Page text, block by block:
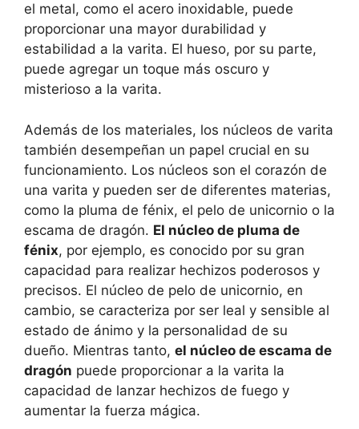
el metal, como el acero inoxidable, puede
proporcionar una mayor durabilidad y
estabilidad a la varita. El hueso, por su parte,
puede agregar un toque más oscuro y
misterioso a la varita.
Además de los materiales, los núcleos de varita
también desempeñan un papel crucial en su
funcionamiento. Los núcleos son el corazón de
una varita y pueden ser de diferentes materias,
como la pluma de fénix, el pelo de unicornio o la
escama de dragón. El núcleo de pluma de
fénix, por ejemplo, es conocido por su gran
capacidad para realizar hechizos poderosos y
precisos. El núcleo de pelo de unicornio, en
cambio, se caracteriza por ser leal y sensible al
estado de ánimo y la personalidad de su
dueño. Mientras tanto, el núcleo de escama de
dragón puede proporcionar a la varita la
capacidad de lanzar hechizos de fuego y
aumentar la fuerza mágica.